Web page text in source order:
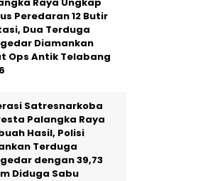
Peredaran 12 Butir
Dua Terduga
Diamankan
Ops Antik Telabang
Satresnarkoba
Palangka Raya
Hasil, Polisi
Terduga
dengan 39,73
Diduga Sabu